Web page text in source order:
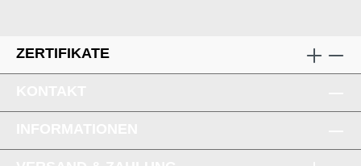
ZERTIFIKATE